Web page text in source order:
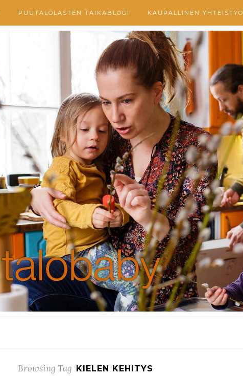
PUUTALOLASTEN TAIKABLOGI KAUPALLINEN YHTEISTYÖ
Browsing Tag KIELEN KEHITYS